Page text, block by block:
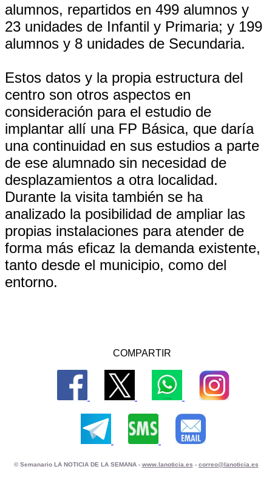
alumnos, repartidos en 499 alumnos y
23 unidades de Infantil y Primaria; y 199
alumnos y 8 unidades de Secundaria.
Estos datos y la propia estructura del
centro son otros aspectos en
consideración para el estudio de
implantar allí una FP Básica, que daría
una continuidad en sus estudios a parte
de ese alumnado sin necesidad de
desplazamientos a otra localidad.
Durante la visita también se ha
analizado la posibilidad de ampliar las
propias instalaciones para atender de
forma más eficaz la demanda existente,
tanto desde el municipio, como del
entorno.
COMPARTIR
© Semanario LA NOTICIA DE LA SEMANA - www.lanoticia.es - correo@lanoticia.es